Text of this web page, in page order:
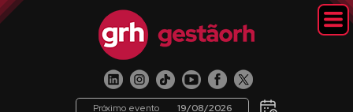
Próximo evento 19/08/2026